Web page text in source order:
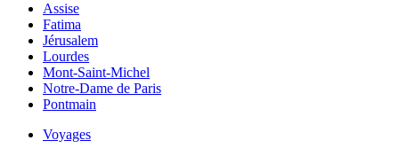
Assise
Fatima
Jérusalem
Lourdes
Mont-Saint-Michel
Notre-Dame de Paris
Pontmain
Voyages